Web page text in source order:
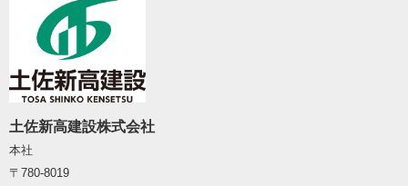
土佐新高建設株式会社
本社
〒780-8019